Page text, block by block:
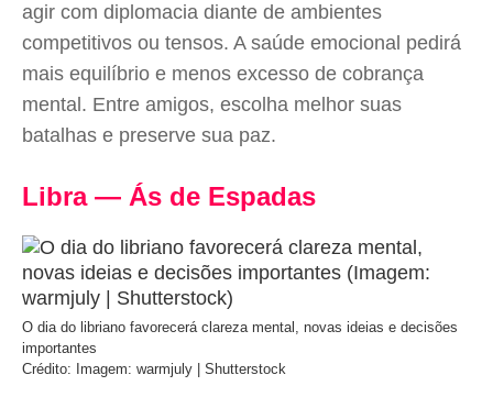
agir com diplomacia diante de ambientes
competitivos ou tensos. A saúde emocional pedirá
mais equilíbrio e menos excesso de cobrança
mental. Entre amigos, escolha melhor suas
batalhas e preserve sua paz.
Libra — Ás de Espadas
O dia do libriano favorecerá clareza mental, novas ideias e decisões
importantes
Crédito: Imagem: warmjuly | Shutterstock